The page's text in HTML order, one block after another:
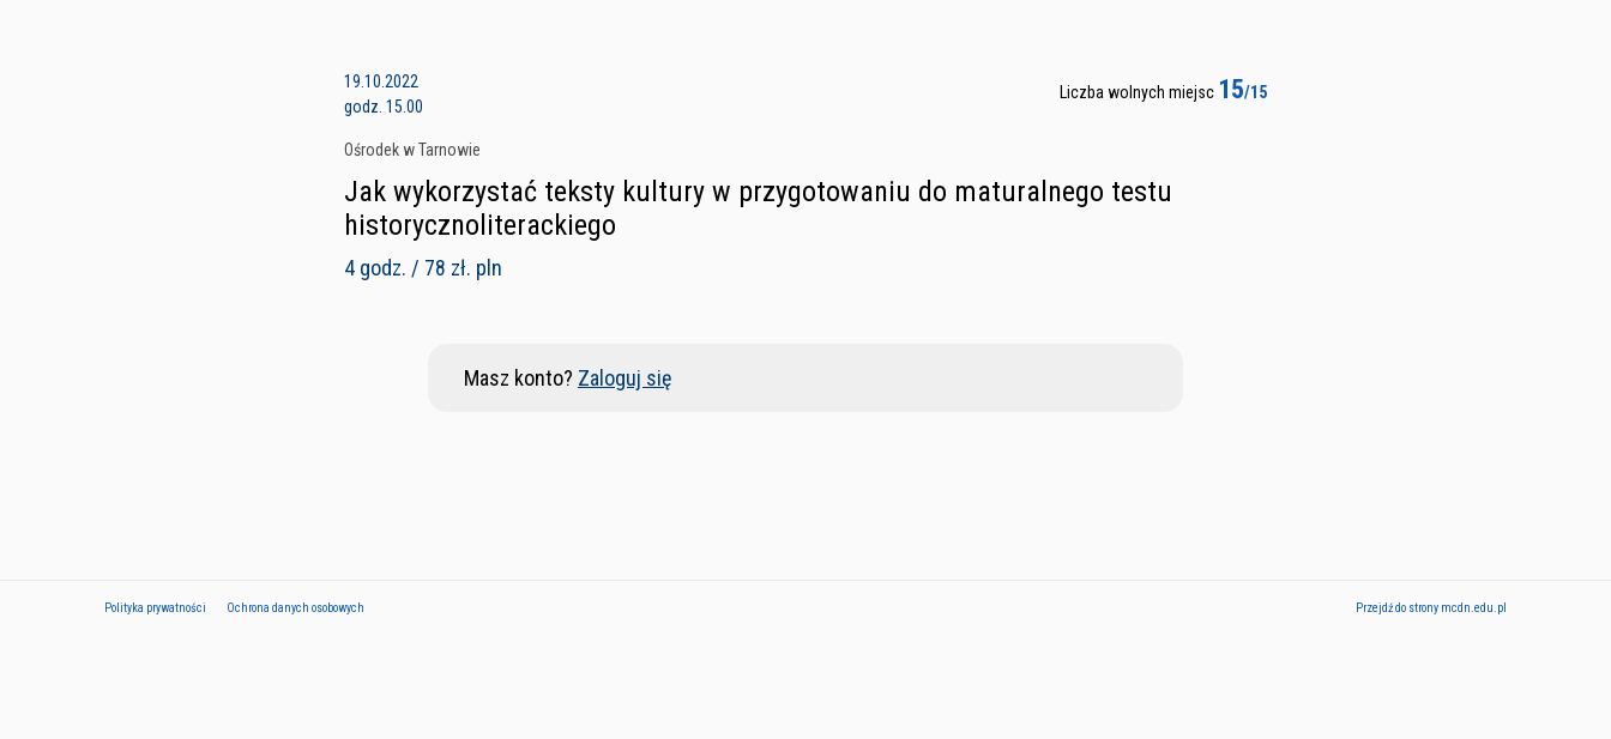
19.10.2022
godz. 15.00
Ośrodek w Tarnowie
Liczba wolnych miejsc 15/15
Jak wykorzystać teksty kultury w przygotowaniu do maturalnego testu
historycznoliterackiego
4 godz. / 78 zł. pln
Masz konto? Zaloguj się
Polityka prywatności Ochrona danych osobowych Przejdź do strony mcdn.edu.pl